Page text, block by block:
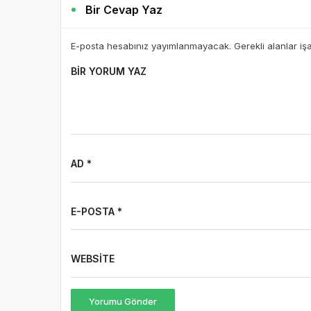
Bir Cevap Yaz
E-posta hesabınız yayımlanmayacak. Gerekli alanlar
BIR YORUM YAZ
AD *
E-POSTA *
WEBSITE
Yorumu Gönder